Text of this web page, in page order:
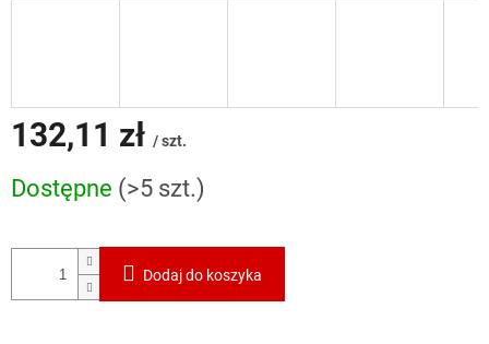
132,11 zł / szt.
jednostkowa:
Dostępne (>5 szt.)
Dodaj do koszyka